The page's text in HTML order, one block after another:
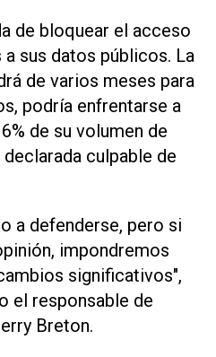
de bloquear el acceso
sus datos públicos. La
de varios meses para
podría enfrentarse a
de su volumen de
culpable de
a defenderse, pero si
impondremos
significativos",
el responsable de
Breton.